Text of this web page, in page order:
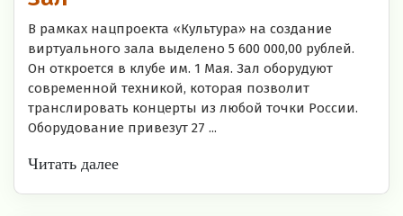
В рамках нацпроекта «Культура» на создание
виртуального зала выделено 5 600 000,00 рублей.
Он откроется в клубе им. 1 Мая. Зал оборудуют
современной техникой, которая позволит
транслировать концерты из любой точки России.
Оборудование привезут 27 ...
Читать далее